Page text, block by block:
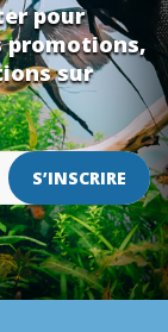
pour
promotions,
sur
S’INSCRIRE